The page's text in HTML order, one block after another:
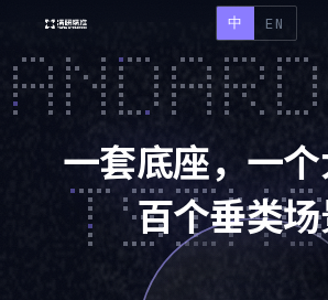
中 EN
一套底座， 一
百个垂类场